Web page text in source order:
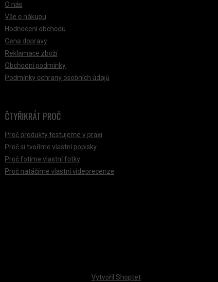
O nás
Vše o nákupu
Hodnocení obchodu
Cena dopravy
Reklamace zboží
Obchodní podmínky
Podmínky ochrany osobních údajů
ČTYŘIKRÁT PROČ
Proč produkty testujeme v praxi
Proč si tvoříme vlastní popisky
Proč fotíme vlastní fotky
Proč natáčíme vlastní videorecenze
Vytvořil Shoptet